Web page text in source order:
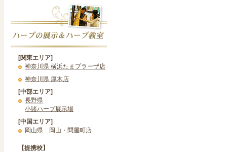
[関東エリア]
神奈川県 横浜たまプラーザ店
神奈川県 厚木店
[中部エリア]
長野県
小諸ハープ展示場
[中国エリア]
岡山県 岡山・問屋町店
【提携校】